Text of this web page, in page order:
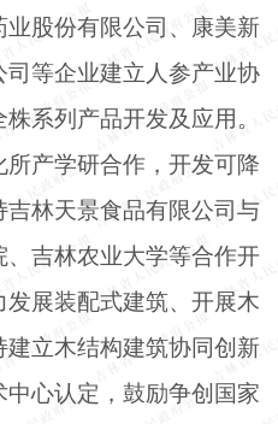
股份有限公司、康美新
等企业建立人参产业协
系列产品开发及应用。
产学研合作，开发可降
林天景食品有限公司与
吉林农业大学等合作开
展装配式建筑、开展木
立木结构建筑协同创新
心认定，鼓励争创国家